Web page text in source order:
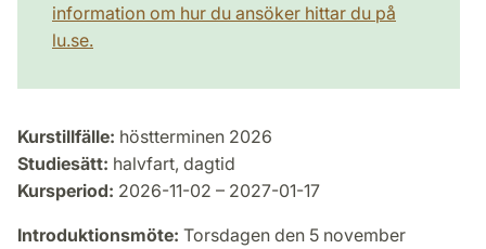
information om hur du ansöker hittar du på
lu.se.
Kurstillfälle: höstterminen 2026
Studiesätt: halvfart, dagtid
Kursperiod: 2026-11-02 – 2027-01-17
Introduktionsmöte: Torsdagen den 5 november